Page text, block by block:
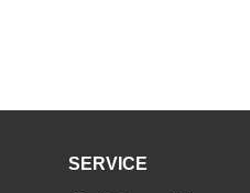
SERVICE